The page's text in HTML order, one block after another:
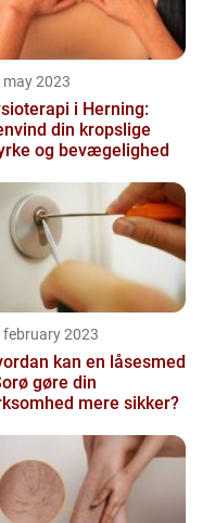
may 2023
i Herning:
din kropslige
og bevægelighed
february 2023
kan en låsesmed
gøre din
mere sikker?